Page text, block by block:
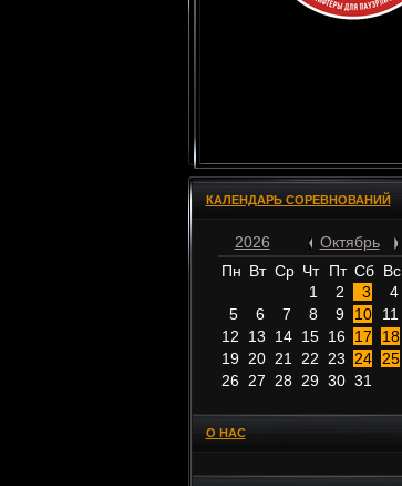
КАЛЕНДАРЬ СОРЕВНОВАНИЙ
2026
Октябрь
Пн Вт Ср Чт Пт Сб Вс
1
2 3
4
5
6 7 8 9 10
11
12
13 14 15 16 17
18
19 20 21 22 23 24
25
26 27 28 29 30 31
О НАС